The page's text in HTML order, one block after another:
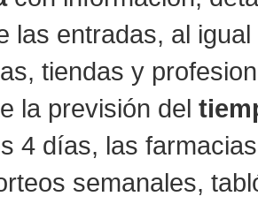
las entradas, al
tiendas y
la previsión del
4 días, las
semanales,